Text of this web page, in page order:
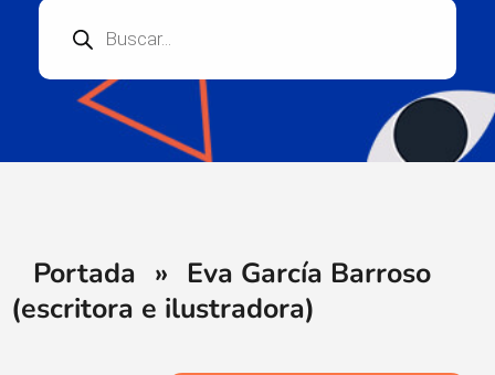
Portada » Eva García Barroso
(escritora e ilustradora)